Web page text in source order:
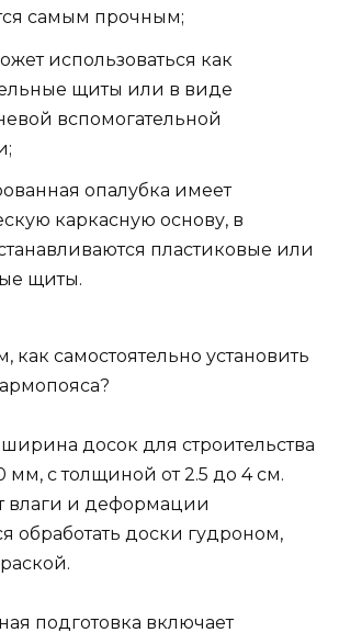
самым прочным;
использоваться как
щиты или в виде
вспомогательной
опалубка имеет
каркасную основу, в
пластиковые или
щиты.
как самостоятельно установить
досок для строительства
мм, с толщиной от 2.5 до 4 см.
влаги и деформации
обработать доски гудроном,
подготовка включает